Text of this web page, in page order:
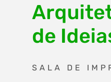
de
SALA DE